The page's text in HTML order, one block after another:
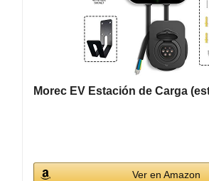
Morec EV Estación de Carga
Ver en Amazon